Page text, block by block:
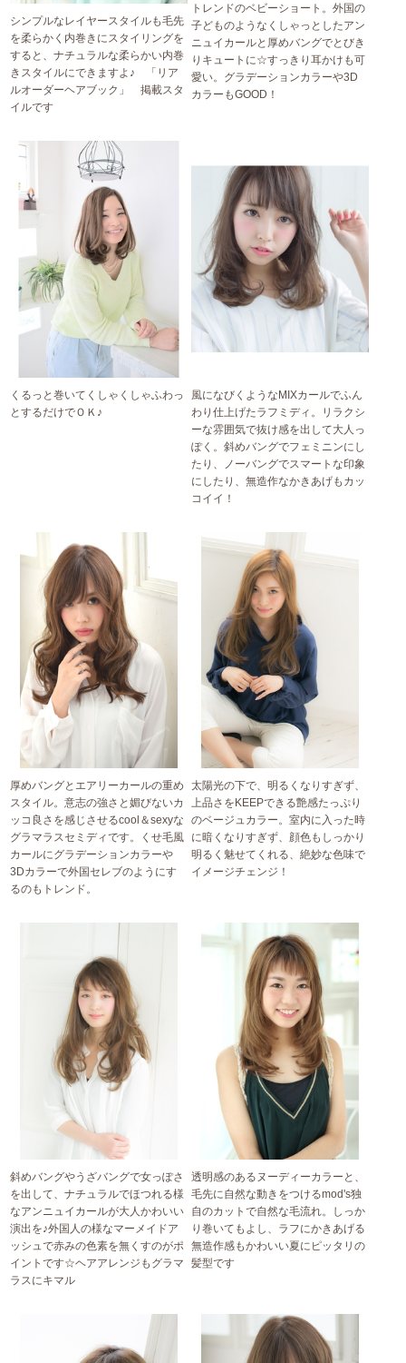
シンプルなレイヤースタイルも毛先
を柔らかく内巻きにスタイリングを
すると、ナチュラルな柔らかい内巻
きスタイルにできますよ♪ 「リア
ルオーダーヘアブック」 掲載スタ
イルです
トレンドのベビーショート。外国の
子どものようなくしゃっとしたアン
ニュイカールと厚めバングでとびき
りキュートに☆すっきり耳かけも可
愛い。グラデーションカラーや3D
カラーもGOOD！
くるっと巻いてくしゃくしゃふわっ
とするだけでＯＫ♪
風になびくようなMIXカールでふん
わり仕上げたラフミディ。リラクシ
ーな雰囲気で抜け感を出して大人っ
ぽく。斜めバングでフェミニンにし
たり、ノーバングでスマートな印象
にしたり、無造作なかきあげもカッ
コイイ！
厚めバングとエアリーカールの重め
スタイル。意志の強さと媚びないカ
ッコ良さを感じさせるcool＆sexyな
グラマラスセミディです。くせ毛風
カールにグラデーションカラーや
3Dカラーで外国セレブのようにす
るのもトレンド。
太陽光の下で、明るくなりすぎず、
上品さをKEEPできる艶感たっぷり
のベージュカラー。室内に入った時
に暗くなりすぎず、顔色もしっかり
明るく魅せてくれる、絶妙な色味で
イメージチェンジ！
斜めバングやうざバングで女っぽさ
を出して、ナチュラルでほつれる様
なアンニュイカールが大人かわいい
演出を♪外国人の様なマーメイドア
ッシュで赤みの色素を無くすのがポ
イントです☆ヘアアレンジもグラマ
ラスにキマル
透明感のあるヌーディーカラーと、
毛先に自然な動きをつけるmod's独
自のカットで自然な毛流れ。しっか
り巻いてもよし、ラフにかきあげる
無造作感もかわいい夏にピッタリの
髪型です